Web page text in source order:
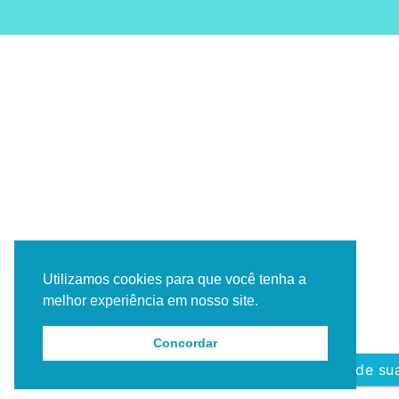
Agende
Utilizamos cookies para que você tenha a
melhor experiência em nosso site.
Concordar